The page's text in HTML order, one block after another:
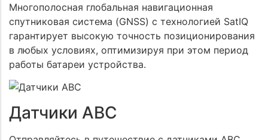
Многополосная глобальная навигационная
спутниковая система (GNSS) с технологией SatIQ
гарантирует высокую точность позиционирования
в любых условиях, оптимизируя при этом период
работы батареи устройства.
Датчики ABC